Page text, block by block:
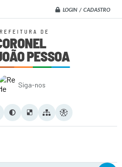
LOGIN / CADASTRO
Siga-nos